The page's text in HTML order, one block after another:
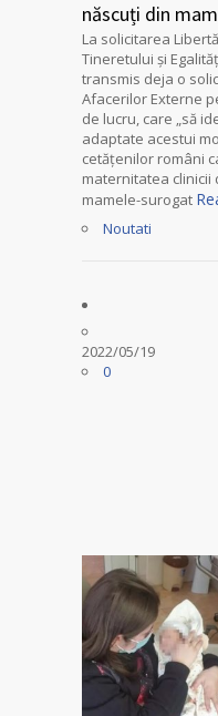
născuți din
La solicitarea
Tineretului și
transmis deja o
Afacerilor Externe
de lucru, care „să
adaptate acestui
cetățenilor români
maternitatea clinicii
mamele-surogat
Noutati
2022/05/19
0